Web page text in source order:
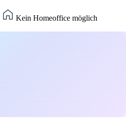
Kein Homeoffice möglich